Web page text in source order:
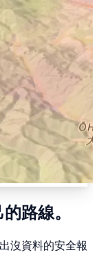
路線。
沒資料的安全報